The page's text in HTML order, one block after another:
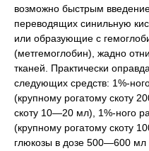
возможно быстрым
переводящих синильную
или образующие с
(метгемоглобин), жадно
тканей. Практически
следующих средств: 1%-
(крупному рогатому скоту
скоту 10—20 мл), 1%-ного
(крупному рогатому скоту
глюкозы в дозе 500—600 мл